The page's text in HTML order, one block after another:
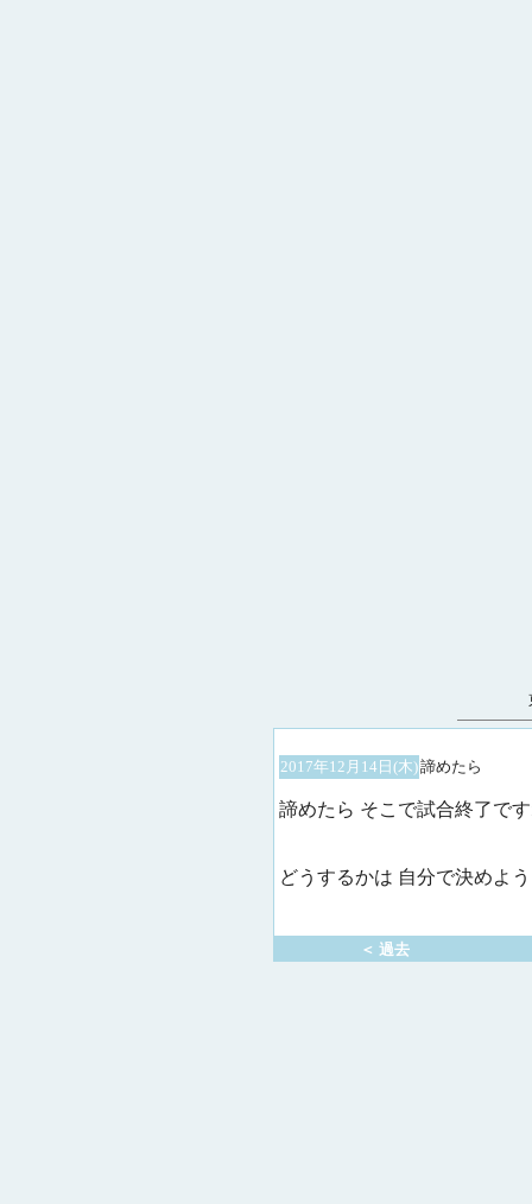
2017年12月14日(木)諦めたら
諦めたら そこで試合終了で
どうするかは 自分で決めよう
＜ 過去